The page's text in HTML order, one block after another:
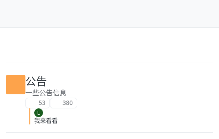
公告
一些公告信息
53 380
L
我来看看